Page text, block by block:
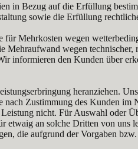
in Bezug auf die Erfüllung
sowie die Erfüllung
Mehrkosten wegen
Mehraufwand wegen
informieren den Kunden über
heranziehen.
Zustimmung des Kunden
nicht. Für Auswahl oder
etwaig an solche Dritten von
die aufgrund der Vorgaben